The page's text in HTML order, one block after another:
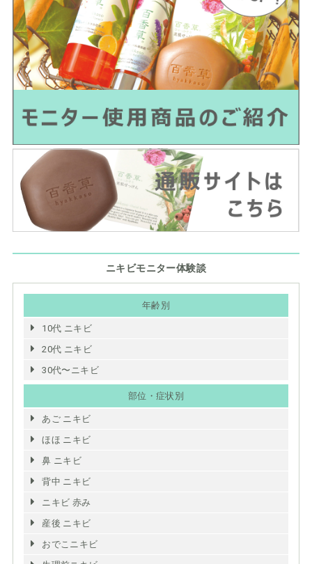
ニキビモニター体験談
年齢別
10代 ニキビ
20代 ニキビ
30代〜ニキビ
部位・症状別
あご ニキビ
ほほ ニキビ
鼻 ニキビ
背中 ニキビ
ニキビ 赤み
産後 ニキビ
おでこニキビ